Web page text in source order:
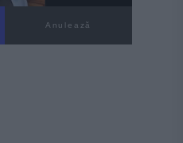
Anulează